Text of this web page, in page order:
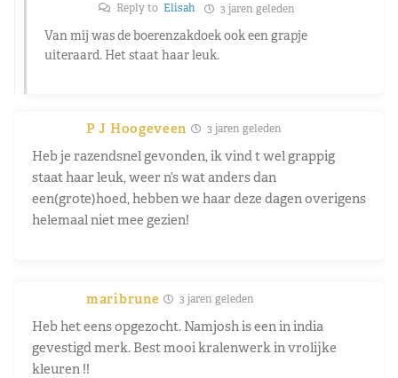
Reply to Elisah 3 jaren geleden
Van mij was de boerenzakdoek ook een grapje
uiteraard. Het staat haar leuk.
P J Hoogeveen 3 jaren geleden
Heb je razendsnel gevonden, ik vind t wel grappig
staat haar leuk, weer n’s wat anders dan
een(grote)hoed, hebben we haar deze dagen overigens
helemaal niet mee gezien!
maribrune 3 jaren geleden
Heb het eens opgezocht. Namjosh is een in india
gevestigd merk. Best mooi kralenwerk in vrolijke
kleuren !!